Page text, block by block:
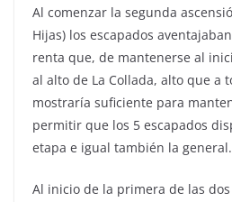
Al comenzar la segunda
Hijas) los escapados aventajaban
renta que, de mantenerse al
al alto de La Collada, alto que a
mostraría suficiente para
permitir que los 5 escapados
etapa e igual también la general.
Al inicio de la primera de las